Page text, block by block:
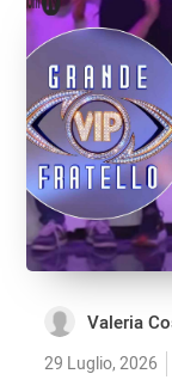
Valeria
29 Luglio, 2026